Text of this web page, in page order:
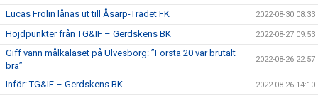
Lucas Frölin lånas ut till Åsarp-Trädet FK 2022-08-30 08:33
Höjdpunkter från TG&IF – Gerdskens BK 2022-08-27 09:53
Giff vann målkalaset på Ulvesborg: ”Första 20 var brutalt
bra”
2022-08-26 22:57
Inför: TG&IF – Gerdskens BK 2022-08-26 14:10